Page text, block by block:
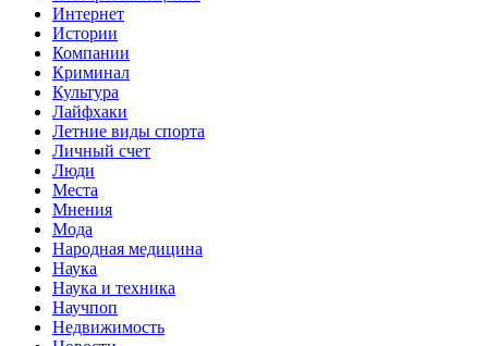
Интернет
Истории
Компании
Криминал
Культура
Лайфхаки
Летние виды спорта
Личный счет
Люди
Места
Мнения
Мода
Народная медицина
Наука
Наука и техника
Научпоп
Недвижимость